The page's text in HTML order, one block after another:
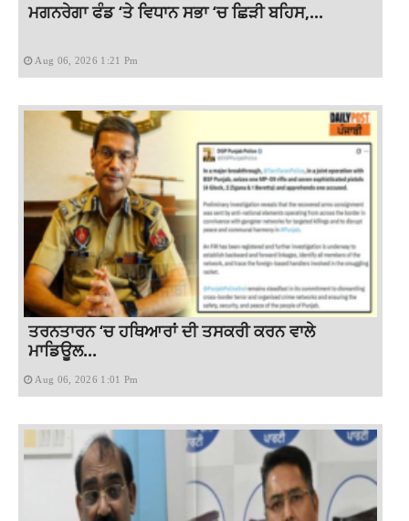
ਮਗਨਰੇਗਾ ਫੰਡ ‘ਤੇ ਵਿਧਾਨ ਸਭਾ ‘ਚ ਛਿੜੀ ਬਹਿਸ,...
Aug 06, 2026 1:21 Pm
ਤਰਨਤਾਰਨ ‘ਚ ਹਥਿਆਰਾਂ ਦੀ ਤਸਕਰੀ ਕਰਨ ਵਾਲੇ
ਮਾਡਿਊਲ...
Aug 06, 2026 1:01 Pm